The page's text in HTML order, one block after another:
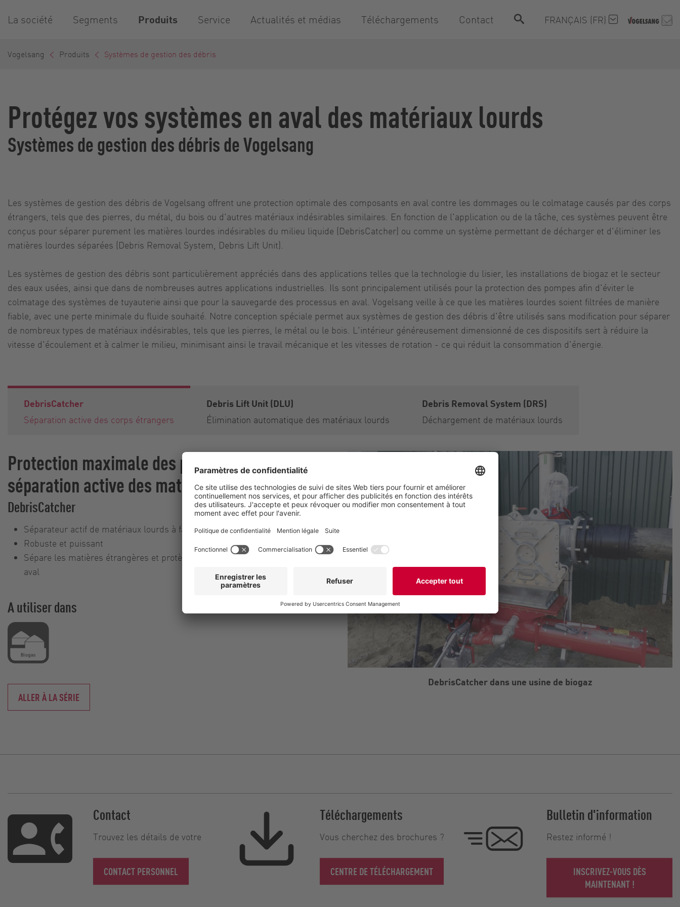
La société Segments Produits Service Actualités et médias Téléchargements Contact FRANÇAIS (FR)
Vogelsang Produits Systèmes de gestion des débris
Protégez vos systèmes en aval des matériaux lourds
Systèmes de gestion des débris de Vogelsang
Les systèmes de gestion des débris de Vogelsang offrent une protection optimale des composants en aval contre les dommages ou le colmatage causés par des corps
étrangers, tels que des pierres, du métal, du bois ou d'autres matériaux indésirables similaires. En fonction de l'application ou de la tâche, ces systèmes peuvent être
conçus pour séparer purement les matières lourdes indésirables du milieu liquide (DebrisCatcher) ou comme un système permettant de décharger et d'éliminer les
matières lourdes séparées (Debris Removal System, Debris Lift Unit).
Les systèmes de gestion des débris sont particulièrement appréciés dans des applications telles que la technologie du lisier, les installations de biogaz et le secteur
des eaux usées, ainsi que dans de nombreuses autres applications industrielles. Ils sont principalement utilisés pour la protection des pompes afin d'éviter le
colmatage des systèmes de tuyauterie ainsi que pour la sauvegarde des processus en aval. Vogelsang veille à ce que les matières lourdes soient filtrées de manière
fiable, avec une perte minimale du fluide souhaité. Notre conception spéciale permet aux systèmes de gestion des débris d'être utilisés sans modification pour séparer
de nombreux types de matériaux indésirables, tels que les pierres, le métal ou le bois. L'intérieur généreusement dimensionné de ces dispositifs sert à réduire la
vitesse d'écoulement et à calmer le milieu, minimisant ainsi le travail mécanique et les vitesses de rotation - ce qui réduit la consommation d'énergie.
DebrisCatcher
Séparation active des corps étrangers
Debris Lift Unit (DLU)
Élimination automatique des matériaux lourds
Debris Removal System (DRS)
Déchargement de matériaux lourds
Protection maximale des plantes grâce à la
séparation active des matières étrangères
DebrisCatcher
Séparateur actif de matériaux lourds à faible consommation d'énergie
Robuste et puissant
Sépare les matières étrangères et protège les composants de l'installation en
aval
A utiliser dans
ALLER À LA SÉRIE
DebrisCatcher dans une usine de biogaz
Contact
Trouvez les détails de votre
CONTACT PERSONNEL
Téléchargements
Vous cherchez des brochures ?
CENTRE DE TÉLÉCHARGEMENT
Bulletin d'information
Restez informé !
INSCRIVEZ-VOUS DÈS
MAINTENANT !